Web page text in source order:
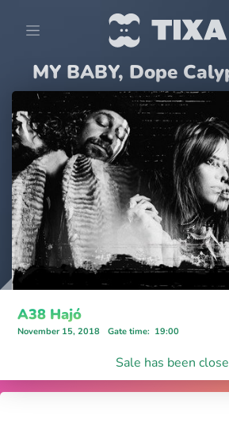
MY BABY, Dope
A38 Hajó
November 15, 2018 Gate time: 19:00
Sale has been